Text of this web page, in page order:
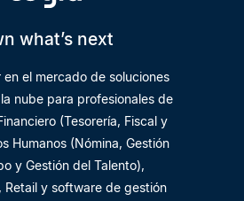
what’s next
el mercado de soluciones
nube para profesionales de
(Tesorería, Fiscal y
Humanos (Nómina, Gestión
y Gestión del Talento),
Retail y software de gestión